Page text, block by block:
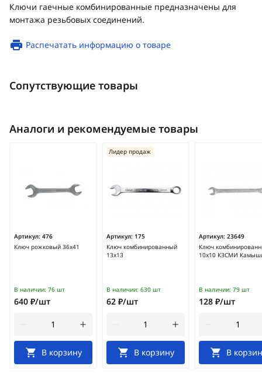
Ключи гаечные комбинированные предназначены для
монтажа резьбовых соединений.
Распечатать информацию о товаре
Сопутствующие товары
Аналоги и рекомендуемые товары
Артикул: 476
Ключ рожковый 36х41
В наличии: 76 шт
640 ₽/шт
В корзину
Артикул: 175
Ключ комбинированный
13х13
Лидер продаж
В наличии: 630 шт
62 ₽/шт
В корзину
Артикул: 23649
Ключ
10х10 КЗСМИ
В наличии: 79 шт
128 ₽/шт
В